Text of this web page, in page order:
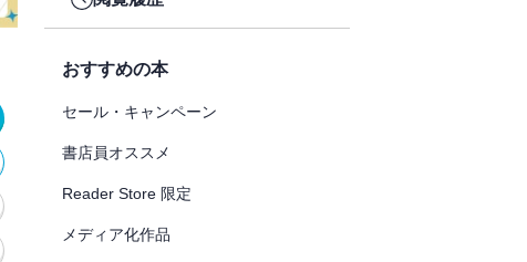
おすすめの本
セール・キャンペーン
書店員オススメ
Reader Store 限定
メディア化作品